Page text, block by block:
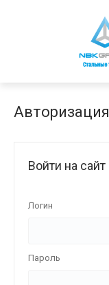
Авторизация
Войти на сайт
Логин
Пароль